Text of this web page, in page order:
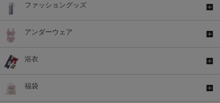
ファッショングッズ
アンダーウェア
浴衣
福袋